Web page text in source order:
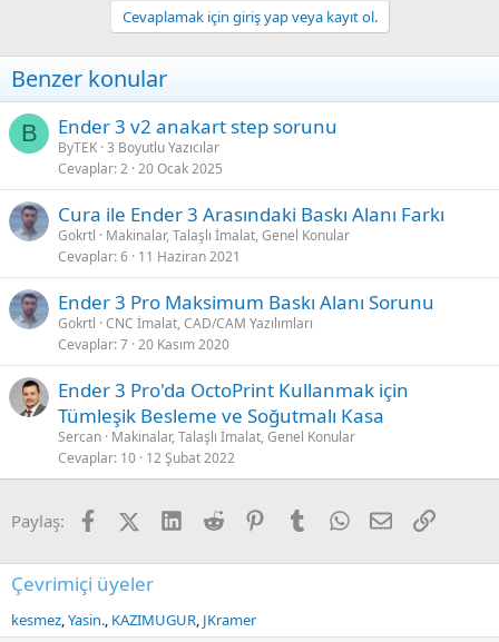
i
o
s
Cevaplamak için giriş yap veya kayıt ol.
Benzer konular
B Ender 3 v2 anakart step sorunu
ByTEK 3 Boyutlu Yazıcılar
Cevaplar 2 20 Ocak 2025
Cura ile Ender 3 Arasındaki Baskı Alanı Farkı
Gokrtl
Makinalar, Talaşlı İmalat, Genel Konular
Cevaplar 6 11 Haziran 2021
Ender 3 Pro Maksimum Baskı Alanı Sorunu
Gokrtl CNC İmalat, CAD/CAM Yazılımları
Cevaplar 7 20 Kasım 2020
Ender 3 Pro'da OctoPrint Kullanmak için
Tümleşik Besleme ve Soğutmalı Kasa
Sercan Makinalar, Talaşlı İmalat, Genel Konular
Cevaplar 10 12 Şubat 2022
Paylaş: FacebookX (Twitter)
LinkedIn
Reddit PinterestTumblrWhatsApp
E-postaLink
Çevrimiçi üyeler
kesmez Yasin. KAZIMUGUR JKramer